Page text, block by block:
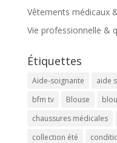
Vêtements médicaux
Vie professionnelle &
Étiquettes
Aide-soignante aide
bfm tv
Blouse
chaussures médicales
collection été